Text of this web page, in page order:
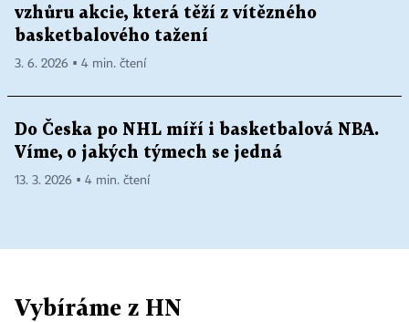
vzhůru akcie, která těží z vítězného
basketbalového tažení
3. 6. 2026 ▪ 4 min. čtení
Do Česka po NHL míří i basketbalová NBA.
Víme, o jakých týmech se jedná
13. 3. 2026 ▪ 4 min. čtení
Vybíráme z HN